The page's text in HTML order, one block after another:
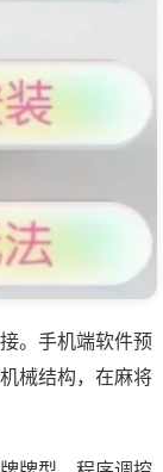
。手机端软件预
械结构，在麻将